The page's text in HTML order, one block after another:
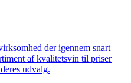
der igennem snart
af kvalitetsvin til priser
udvalg.